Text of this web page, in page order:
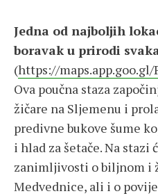
Jedna od najboljih
boravak u prirodi
(https://maps.app.goo.gl/
Ova poučna staza
žičare na Sljemenu i
predivne bukove šume
i hlad za šetače. Na
zanimljivosti o biljnom i
Medvednice, ali i o